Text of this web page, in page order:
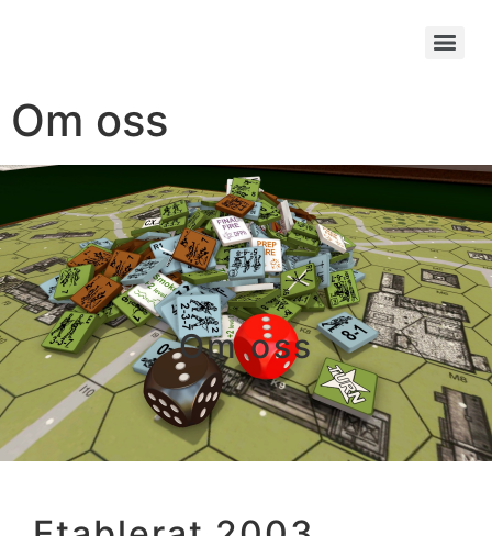
Om oss
Om oss